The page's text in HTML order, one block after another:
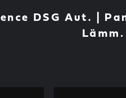
DSG Aut. |